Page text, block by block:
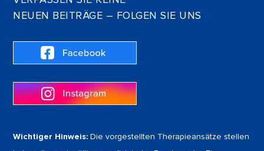
NEUEN BEITRÄGE – FOLGEN SIE UNS
Wichtiger Hinweis: Die vorgestellten Therapieansätze stellen